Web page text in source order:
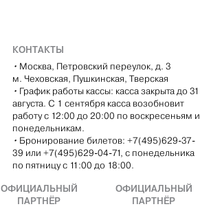
КОНТАКТЫ
• Москва, Петровский переулок, д. 3
м. Чеховская, Пушкинская, Тверская
• График работы кассы: касса закрыта до 31
августа. С 1 сентября касса возобновит
работу с 12:00 до 20:00 по воскресеньям и
понедельникам.
• Бронирование билетов: +7(495)629-37-
39 или +7(495)629-04-71, с понедельника
по пятницу с 11:00 до 18:00.
ОФИЦИАЛЬНЫЙ
ПАРТНЁР
ОФИЦИАЛЬНЫЙ
ПАРТНЁР